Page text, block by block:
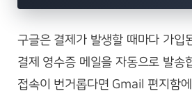
구글은 결제가 발생할 때마다 가입
결제 영수증 메일을 자동으로 발송
접속이 번거롭다면 Gmail 편지함